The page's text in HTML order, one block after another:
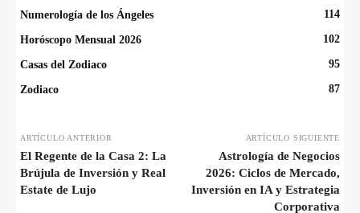
Numerología de los Ángeles 114
Horóscopo Mensual 2026 102
Casas del Zodiaco 95
Zodiaco 87
ARTÍCULO ANTERIOR
El Regente de la Casa 2: La
Brújula de Inversión y Real
Estate de Lujo
ARTÍCULO SIGUIENTE
Astrología de Negocios
2026: Ciclos de Mercado,
Inversión en IA y Estrategia
Corporativa